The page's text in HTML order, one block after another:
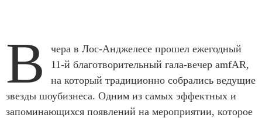
В
чера в Лос-Анджелесе прошел ежегодный
11-й благотворительный гала-вечер amfAR,
на который традиционно собрались ведущие
звезды шоубизнеса. Одним из самых эффектных и
запоминающихся появлений на мероприятии, которое